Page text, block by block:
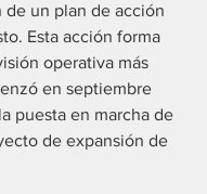
un plan de acción
Esta acción forma
operativa más
en septiembre
puesta en marcha de
de expansión de